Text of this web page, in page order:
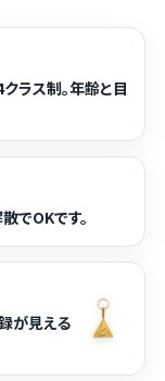
クラス制。年齢と目
でOKです。
が見える